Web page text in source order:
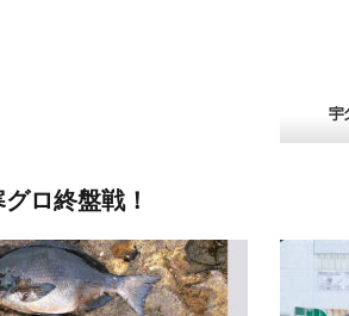
ロ終盤戦！